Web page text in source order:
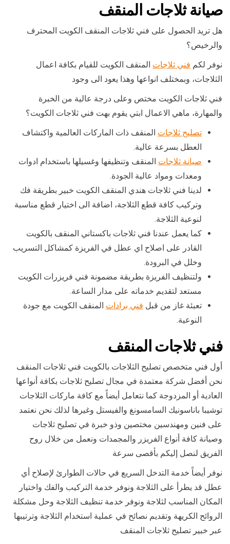
صيانة ثلاجات المنقف
هل تريد الحصول على فني ثلاجات المنقف الكويت المحترف
والرخيص؟
نوفر لكم فني ثلاجات المنقف الكويت للقيام بكافة اعمال
الثلاجات، وبمختلف انواعها وهذا يعود الى وجود
فني ثلاجات الكويت مختص وعلى درجة عالية من الخبرة
والمهارة، ماهي الاعمال ابتي يقوم بهت فني ثلاجات الكويت؟
تصليح ثلاجات المنقف ذات الماركات العالمية واكتشاف
العطل بسرعة عالية.
صيانة ثلاجات المنقف وتنظيفها وغسيلها باستخدام ادوات
ومعدات ومواد عالية الجودة.
لدينا فني ثلاجات هندي المنقف الكويت خبير بطريقة فك
وتركيب كافة قطع الثلاجة، اضافة الى اختيار قطع مناسبة
لنوعية الثلاجة.
كما يعمل عندنا فني ثلاجات باكستاني المنقف بالكويت
القادر على اصلاح اي عطل في الفريزة كمشاكل التسريب
وخلل في البرودة.
ولتنظيف الفريزة بطريقة مضمونة فني فريزرات الكويت
مستعد لتقديم خدماته على مدار الساعة.
تعبئة غاز من قبل فني برادات المنقف الكويت مع جودة
النوعية.
فني ثلاجات المنقف
أول فني متخصص تصليح الثلاجات بالكويت فني ثلاجات المنقف
نحن أفضل شركة معتمدة في مجال تصليح ثلاجات بكافة أنواعها
العادية أو المزدوجة كما نتعامل أيضاً مع كافة ماركات الثلاجات
توشيبا باناسونيك السامسونغ والفيستل وغيرها لذلك نحن نعتمد
على فنين ومهندسين مختصين وذو خبرة في تصليح ثلاجات
وصيانة كافة أنواع الفريزر والمجمدات ونعمل من خلال روح
الفريق لنصل إليكم بأقصى سرعة
نوفر أيضاً خدمة التدخل السريع في حالات الطوارئ لإصلاح أي
عطل قد يطرأ على الثلاجة ونوفر خدمة التركيب والفك واختيار
المكان المناسب لثلاجة ونوفر خدمة تنظيف الثلاجة وحل مشكلة
الروائح الكريهة وتقديم نصائح في عملية استخدام الثلاجة وترتيبها
عبر خبير تصليح ثلاجات المنقف